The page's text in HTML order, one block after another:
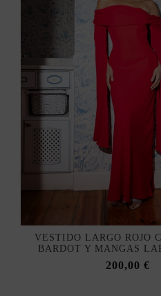
VESTIDO LARGO ROJO
BARDOT Y MANGAS
200,00 €